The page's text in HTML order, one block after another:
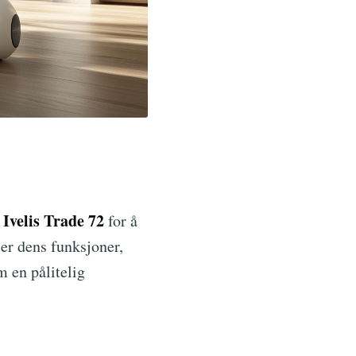
Ivelis Trade 72for å
dens funksjoner,
en pålitelig